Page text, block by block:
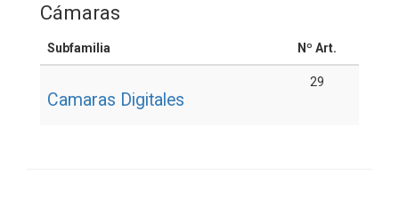
Cámaras
Subfamilia Nº Art.
Camaras Digitales
29